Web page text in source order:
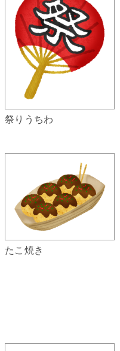
祭りうちわ
たこ焼き